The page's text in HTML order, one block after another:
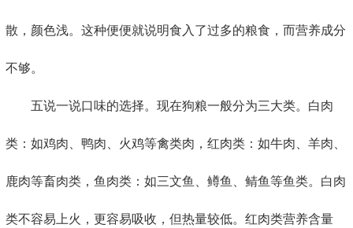
散，颜色浅。这种便便就说明食入了过多的粮食，而营养成分
不够。
五说一说口味的选择。现在狗粮一般分为三大类。白肉
类：如鸡肉、鸭肉、火鸡等禽类肉，红肉类：如牛肉、羊肉、
鹿肉等畜肉类，鱼肉类：如三文鱼、鳟鱼、鲭鱼等鱼类。白肉
类不容易上火，更容易吸收，但热量较低。红肉类营养含量